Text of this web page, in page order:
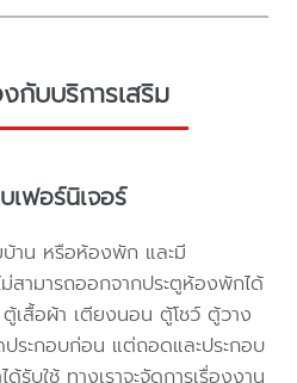
กับบริการเสริม
เฟอร์นิเจอร์
าน หรือห้องพัก และมี
สามารถออกจากประตูห้องพักได้
เสื้อผ้า เตียงนอน ตู้โชว์ ตู้วาง
ระกอบก่อน แต่ถอดและประกอบ
ด้รับใช้ ทางเราจะจัดการเรื่องงาน